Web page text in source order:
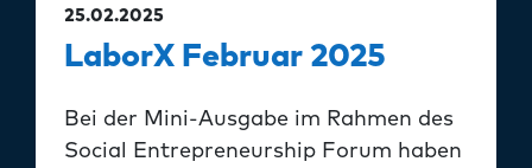
25.02.2025
LaborX Februar 2025
Bei der Mini-Ausgabe im Rahmen des
Social Entrepreneurship Forum haben